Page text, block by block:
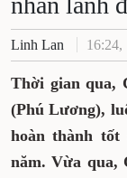
Linh Lan 16:24,
Thời gian qua,
(Phú Lương),
hoàn thành tốt
năm. Vừa qua,